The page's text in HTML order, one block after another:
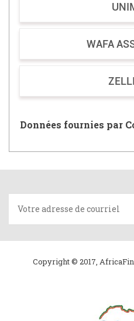
WAFA
Données fournies par
Copyright © 2017,